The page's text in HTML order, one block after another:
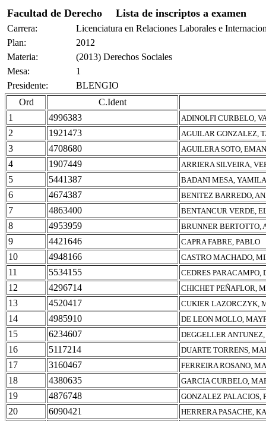
Facultad de Derecho Lista de inscriptos a examen
Carrera:
Licenciatura en Relaciones Laborales e
Plan:
2012
Materia:
(2013) Derechos Sociales
Mesa:
1
Presidente:
BLENGIO
Ord
C.Ident
1
4996383 ADINOLFI CURBELO,
2 1921473 AGUILAR GONZALEZ,
3 4708680 AGUILERA SOTO,
4 1907449 ARRIERA SILVEIRA,
5 5441387 BADANI MESA,
6 4674387 BENITEZ BARREDO,
7 4863400 BENTANCUR VERDE,
8 4953959 BRUNNER BERTOTTO,
9 4421646 CAPRA FABRE, PABLO
10 4948166 CASTRO MACHADO,
11 5534155 CEDRES PARACAMPO,
12 4296714 CHICHET PEÑAFLOR,
13 4520417 CUKIER LAZORCZYK,
14 4985910 DE LEON MOLLO,
15 6234607 DEGGELLER
16 5117214 DUARTE TORRENS,
17 3160467 FERREIRA ROSANO,
18 4380635 GARCIA CURBELO,
19 4876748 GONZALEZ PALACIOS,
20 6090421 HERRERA PASACHE,